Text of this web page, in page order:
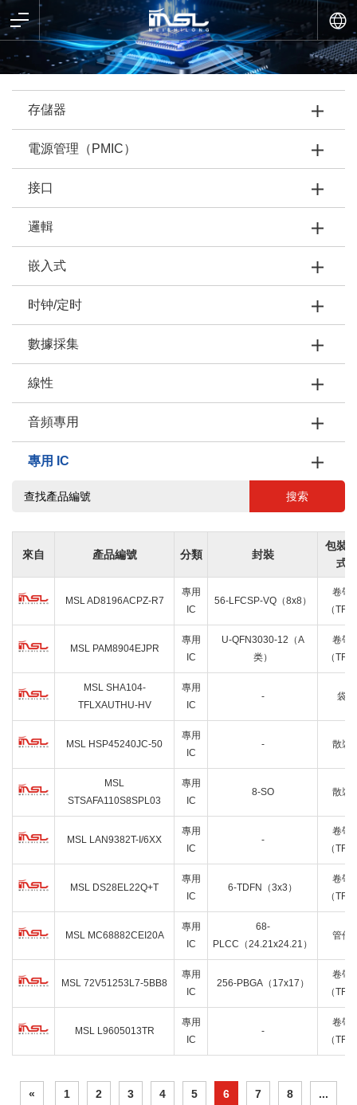
存儲器
電源管理（PMIC）
接口
邏輯
嵌入式
时钟/定时
數據採集
線性
音頻專用
專用 IC
搜索
來自 產品編號 分類 封裝
包裝
式
MSL AD8196ACPZ-R7
專用
IC
56-LFCSP-VQ（8x8）
卷帶
（TR）
MSL PAM8904EJPR
專用
IC
U-QFN3030-12（A
类）
卷帶
（TR）
MSL SHA104-
TFLXAUTHU-HV
專用
IC
- 袋
MSL HSP45240JC-50
專用
IC
- 散裝
MSL
STSAFA110S8SPL03
專用
IC
8-SO 散裝
MSL LAN9382T-I/6XX
專用
IC
-
卷帶
（TR）
MSL DS28EL22Q+T
專用
IC
6-TDFN（3x3）
卷帶
（TR）
MSL MC68882CEI20A
專用
IC
68-
PLCC（24.21x24.21）
管件
MSL 72V51253L7-5BB8
專用
IC
256-PBGA（17x17）
卷帶
（TR）
MSL L9605013TR
專用
IC
-
卷帶
（TR）
« 1 2 3 4 5 6 7 8 ...